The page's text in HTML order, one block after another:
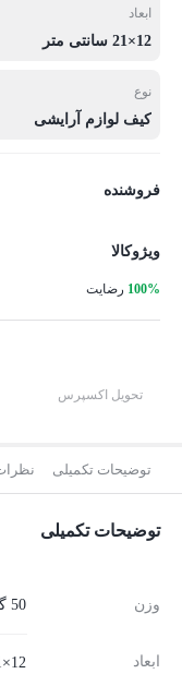
ابعاد
12×21 سانتی متر
نوع
کیف لوازم آرایشی
فروشنده
ویژوکالا
100% رضایت
تحویل اکسپرس
توضیحات تکمیلی نظرات
توضیحات تکمیلی
وزن 50 گرم
ابعاد 12×21 سانتی متر